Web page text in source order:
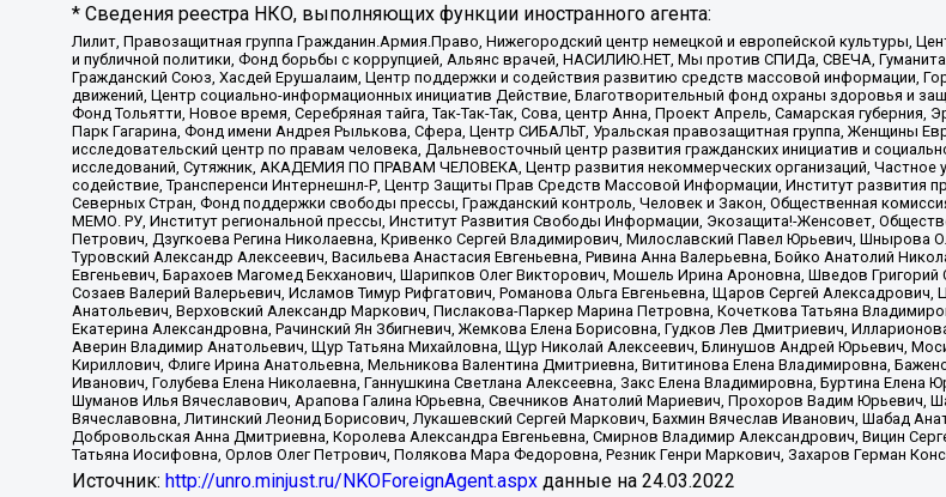
* Сведения реестра НКО, выполняющих функции иностранного агента:
Лилит, Правозащитная группа Гражданин.Армия.Право, Нижегородский центр немецкой и европейской культуры,
и публичной политики, Фонд борьбы с коррупцией, Альянс врачей, НАСИЛИЮ.НЕТ, Мы против СПИДа, СВЕЧА,
Гражданский Союз, Хасдей Ерушалаим, Центр поддержки и содействия развитию средств массовой информации,
движений, Центр социально-информационных инициатив Действие, Благотворительный фонд охраны здоровья и
Фонд Тольятти, Новое время, Серебряная тайга, Так-Так-Так, Сова, центр Анна, Проект Апрель, Самарская
Парк Гагарина, Фонд имени Андрея Рылькова, Сфера, Центр СИБАЛЬТ, Уральская правозащитная группа, Женщины
исследовательский центр по правам человека, Дальневосточный центр развития гражданских инициатив и
исследований, Сутяжник, АКАДЕМИЯ ПО ПРАВАМ ЧЕЛОВЕКА, Центр развития некоммерческих организаций, Частное
содействие, Трансперенси Интернешнл-Р, Центр Защиты Прав Средств Массовой Информации, Институт развития
Северных Стран, Фонд поддержки свободы прессы, Гражданский контроль, Человек и Закон, Общественная
МЕМО. РУ, Институт региональной прессы, Институт Развития Свободы Информации, Экозащита!-Женсовет,
Петрович, Дзугкоева Регина Николаевна, Кривенко Сергей Владимирович, Милославский Павел Юрьевич,
Туровский Александр Алексеевич, Васильева Анастасия Евгеньевна, Ривина Анна Валерьевна, Бойко Анатолий
Евгеньевич, Барахоев Магомед Бекханович, Шарипков Олег Викторович, Мошель Ирина Ароновна, Шведов
Созаев Валерий Валерьевич, Исламов Тимур Рифгатович, Романова Ольга Евгеньевна, Щаров Сергей
Анатольевич, Верховский Александр Маркович, Пислакова-Паркер Марина Петровна, Кочеткова Татьяна
Екатерина Александровна, Рачинский Ян Збигневич, Жемкова Елена Борисовна, Гудков Лев Дмитриевич,
Аверин Владимир Анатольевич, Щур Татьяна Михайловна, Щур Николай Алексеевич, Блинушов Андрей Юрьевич,
Кириллович, Флиге Ирина Анатольевна, Мельникова Валентина Дмитриевна, Вититинова Елена Владимировна,
Иванович, Голубева Елена Николаевна, Ганнушкина Светлана Алексеевна, Закс Елена Владимировна, Буртина
Шуманов Илья Вячеславович, Арапова Галина Юрьевна, Свечников Анатолий Мариевич, Прохоров Вадим Юрьевич,
Вячеславовна, Литинский Леонид Борисович, Лукашевский Сергей Маркович, Бахмин Вячеслав Иванович, Шабад
Добровольская Анна Дмитриевна, Королева Александра Евгеньевна, Смирнов Владимир Александрович, Вицин
Татьяна Иосифовна, Орлов Олег Петрович, Полякова Мара Федоровна, Резник Генри Маркович, Захаров Герман
Источник: http://unro.minjust.ru/NKOForeignAgent.aspx данные на 24.03.2022